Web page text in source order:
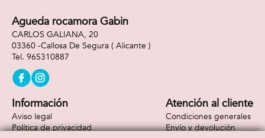
Agueda rocamora Gabin
CARLOS GALIANA, 20
03360 -Callosa De Segura ( Alicante )
965310887
Información
Aviso legal
Política de privacidad
Atención al cliente
Condiciones generales
Envío y devolución